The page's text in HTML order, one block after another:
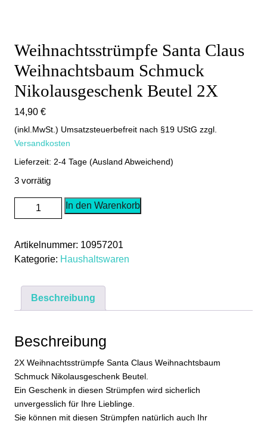
Weihnachtsstrümpfe Santa Claus
Weihnachtsbaum Schmuck
Nikolausgeschenk Beutel 2X
14,90 €
(inkl.MwSt.) Umsatzsteuerbefreit nach §19 UStG zzgl.
Versandkosten
Lieferzeit: 2-4 Tage (Ausland Abweichend)
3 vorrätig
Weihnachtsstrümpfe
Santa
Weihnachtsbaum
Schmuck
Beutel
In den Warenkorb
Artikelnummer: 10957201
Kategorie: Haushaltswaren
Beschreibung
Beschreibung
2X Weihnachtsstrümpfe Santa Claus Weihnachtsbaum
Schmuck Nikolausgeschenk Beutel.
Ein Geschenk in diesen Strümpfen wird sicherlich
unvergesslich für Ihre Lieblinge.
Sie können mit diesen Strümpfen natürlich auch Ihr